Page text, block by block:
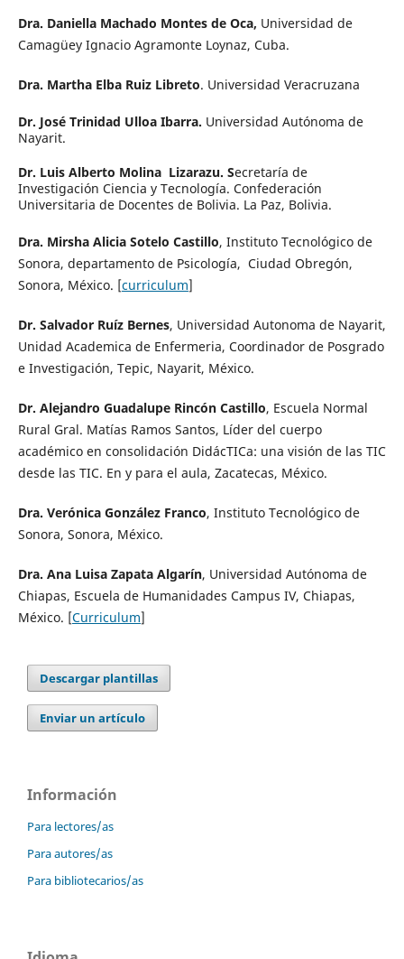
Dra. Daniella Machado Montes de Oca, Universidad de
Camagüey Ignacio Agramonte Loynaz, Cuba.
Dra. Martha Elba Ruiz Libreto. Universidad Veracruzana
Dr. José Trinidad Ulloa Ibarra. Universidad Autónoma de
Nayarit.
Dr. Luis Alberto Molina Lizarazu. Secretaría de
Investigación Ciencia y Tecnología. Confederación
Universitaria de Docentes de Bolivia. La Paz, Bolivia.
Dra. Mirsha Alicia Sotelo Castillo, Instituto Tecnológico de
Sonora, departamento de Psicología, Ciudad Obregón,
Sonora, México. [curriculum]
Dr. Salvador Ruíz Bernes, Universidad Autonoma de Nayarit,
Unidad Academica de Enfermeria, Coordinador de Posgrado
e Investigación, Tepic, Nayarit, México.
Dr. Alejandro Guadalupe Rincón Castillo, Escuela Normal
Rural Gral. Matías Ramos Santos, Líder del cuerpo
académico en consolidación DidácTICa: una visión de las TIC
desde las TIC. En y para el aula, Zacatecas, México.
Dra. Verónica González Franco, Instituto Tecnológico de
Sonora, Sonora, México.
Dra. Ana Luisa Zapata Algarín, Universidad Autónoma de
Chiapas, Escuela de Humanidades Campus IV, Chiapas,
México. [Curriculum]
Descargar plantillas
Enviar un artículo
Información
Para lectores/as
Para autores/as
Para bibliotecarios/as